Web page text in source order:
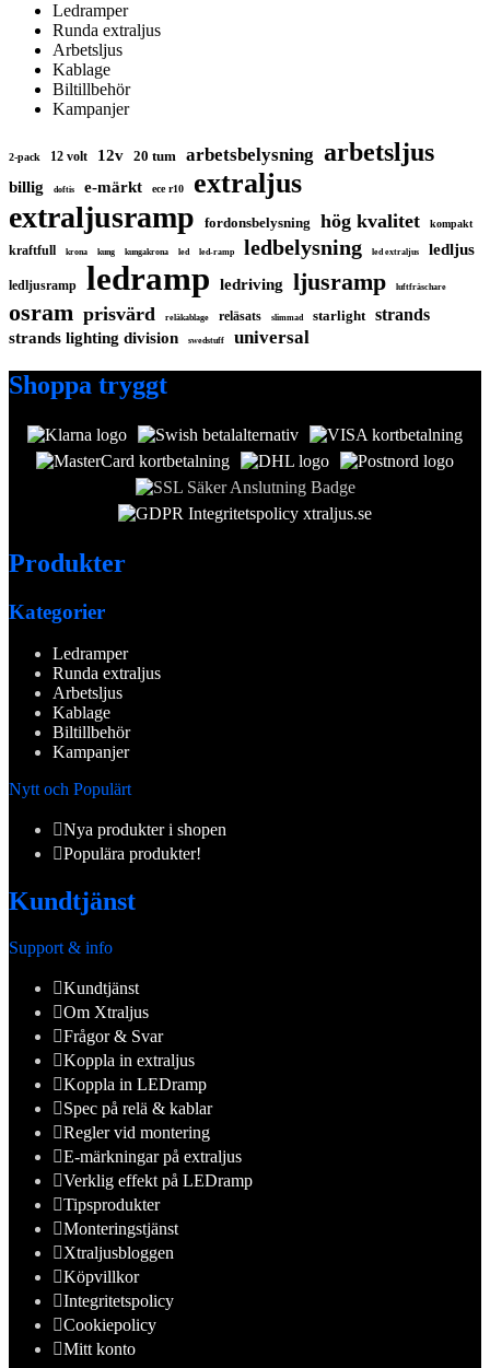
Ledramper
Runda extraljus
Arbetsljus
Kablage
Biltillbehör
Kampanjer
2-pack 12 volt 12v 20 tum arbetsbelysning arbetsljus
billig doftis e-märkt ece r10 extraljus
extraljusramp fordonsbelysning hög kvalitet kompakt
kraftfull krona kung kungakrona led led-ramp ledbelysning led extraljus ledljus
ledljusramp ledramp ledriving ljusramp luftfräschare
osram prisvärd reläkablage reläsats slimmad starlight strands
strands lighting division swedstuff universal
Shoppa tryggt
Produkter
Kategorier
Ledramper
Runda extraljus
Arbetsljus
Kablage
Biltillbehör
Kampanjer
Nytt och Populärt
Nya produkter i shopen
Populära produkter!
Kundtjänst
Support & info
Kundtjänst
Om Xtraljus
Frågor & Svar
Koppla in extraljus
Koppla in LEDramp
Spec på relä & kablar
Regler vid montering
E-märkningar på extraljus
Verklig effekt på LEDramp
Tipsprodukter
Monteringstjänst
Xtraljusbloggen
Köpvillkor
Integritetspolicy
Cookiepolicy
Mitt konto